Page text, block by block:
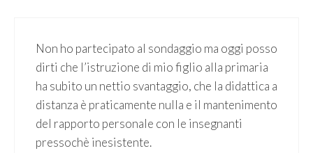
Non ho partecipato al sondaggio ma oggi posso
dirti che l’istruzione di mio figlio alla primaria
ha subito un nettio svantaggio, che la didattica a
distanza è praticamente nulla e il mantenimento
del rapporto personale con le insegnanti
pressochè inesistente.